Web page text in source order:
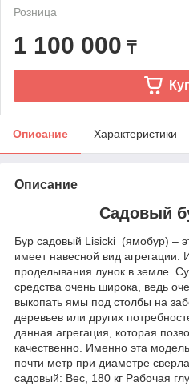
Розница
1 100 000 ₸
Описание Характеристики
Описание
Садовый
Бур садовый Lisicki (ямобур) –
имеет навесной вид агрегации.
проделывания лунок в земле.
средства очень широка, ведь
выкопать ямы под столбы на
деревьев или других
данная агрегация, которая
качественно. Именно эта
почти метр при диаметре
садовый: Вес, 180 кг Рабочая